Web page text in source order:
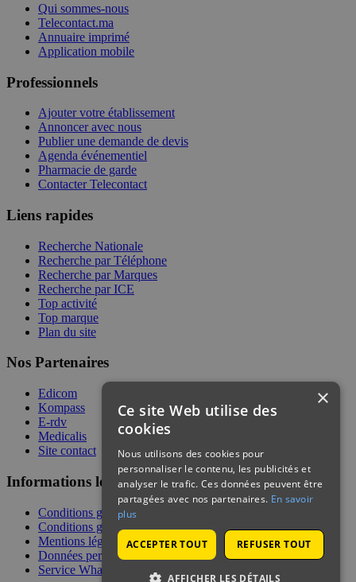
Qui sommes-nous
Telecontact.ma
Annuaire imprimé
Application mobile
Professionnels
Ajouter votre établissement
Annoncer avec nous
Publier une demande de devis
Agenda événementiel
Pharmacie de garde
Contacter Telecontact
Liens rapides
Recherche Nationale
Recherche par Téléphone
Recherche par Marques
Recherche par ICE
Top activité
Top marque
Plan du site
Nos Partenaires
Edicom
Kompass
E-rdv
Medicalis
Site contact
Informations légales
Conditions générales de services
Conditions générales de vente
Mentions légales
Données personnelles
Service WhatsApp
×
Ce site Web utilise des
cookies
Nous utilisons des cookies pour
personnaliser le contenu, les publicités et
analyser le trafic. Ces données peuvent être
partagées avec nos partenaires. En savoir
plus
ACCEPTER TOUT REFUSER TOUT
AFFICHER LES DÉTAILS